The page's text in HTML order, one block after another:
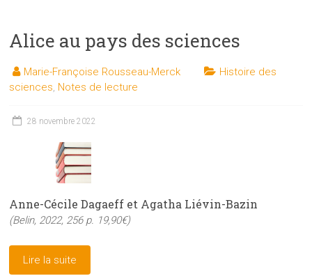
Alice au pays des sciences
Marie-Françoise Rousseau-Merck
Histoire des
sciences Notes de lecture
28 novembre 2022
Anne-Cécile Dagaeff et Agatha Liévin-Bazin
(Belin, 2022, 256 p. 19,90€)
Lire la suite